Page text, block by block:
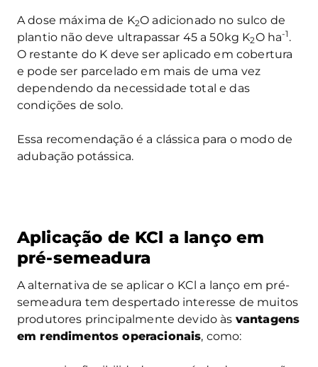
A dose máxima de K2O adicionado no sulco de
plantio não deve ultrapassar 45 a 50kg K2O ha-1 .
O restante do K deve ser aplicado em cobertura
e pode ser parcelado em mais de uma vez
dependendo da necessidade total e das
condições de solo.
Essa recomendação é a clássica para o modo de
adubação potássica.
Aplicação de KCl a lanço em
pré-semeadura
A alternativa de se aplicar o KCl a lanço em pré-
semeadura tem despertado interesse de muitos
produtores principalmente devido às vantagens
em rendimentos operacionais, como: